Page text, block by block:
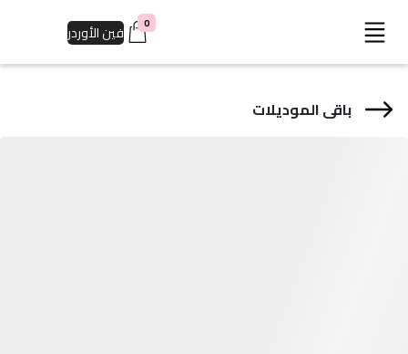
0 فين الأوردر
باقى الموديلات